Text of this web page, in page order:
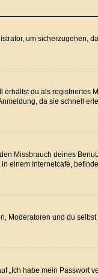
um sicherzugehen,
du als registriertes
da sie schnell
Missbrauch deines
einem Internetcafé,
Moderatoren und du
„Ich habe mein Passwort